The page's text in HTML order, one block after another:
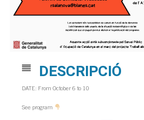
DESCRIPCIÓ
DATE: From October 6 to 10
See program